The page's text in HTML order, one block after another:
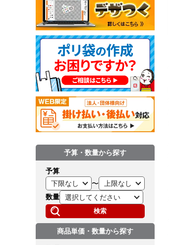
予算・数量から探す
予算
〜
数量
検索
商品単価・数量から探す